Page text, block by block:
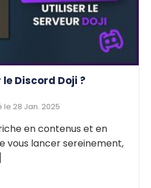
Discord Doji ?
le 28 Jan. 2025
en contenus et en
vous lancer sereinement,